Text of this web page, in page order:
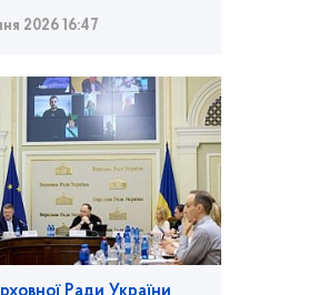
2026 16:47
Ради України